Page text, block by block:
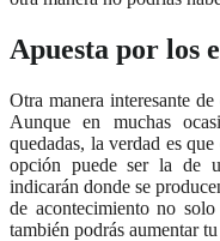
Apuesta por los
Otra manera interesante
Aunque en muchas
quedadas, la verdad es
opción puede ser la de
indicarán donde se
de acontecimiento no
también podrás aumentar